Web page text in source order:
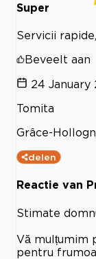
Super
Servicii
Beveelt aan
24 January
Tomita
Grâce-
delen
Reactie van
Stimate
Vă mulțumim
pentru